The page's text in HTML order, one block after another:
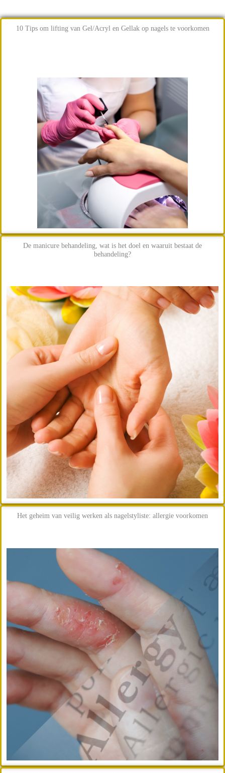
10 Tips om lifting van Gel/Acryl en Gellak op nagels te voorkomen
De manicure behandeling, wat is het doel en waaruit bestaat de
behandeling?
Het geheim van veilig werken als nagelstyliste: allergie voorkomen